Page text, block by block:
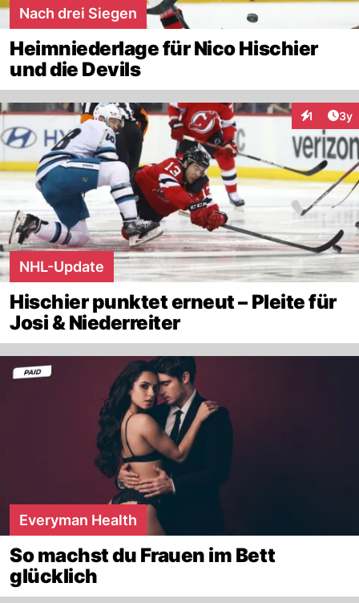
Nach drei Siegen
Heimniederlage für Nico Hischier
und die Devils
1 3y
NHL-Update
Hischier punktet erneut – Pleite für
Josi & Niederreiter
Everyman Health
So machst du Frauen im Bett
glücklich